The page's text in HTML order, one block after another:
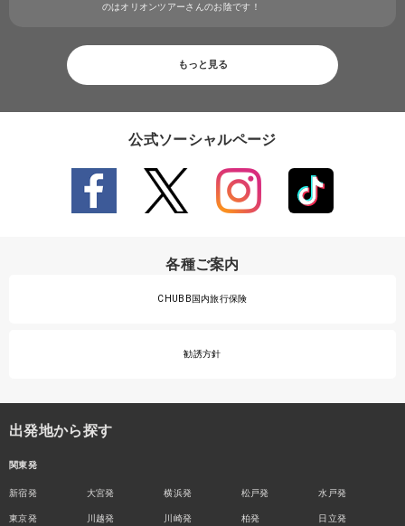
のはオリオンツアーさんのお陰です！
もっと見る
公式ソーシャルページ
各種ご案内
CHUBB国内旅行保険
勧誘方針
出発地から探す
関東発
新宿発
東京発
大宮発
川越発
横浜発
川崎発
松戸発
柏発
水戸発
日立発